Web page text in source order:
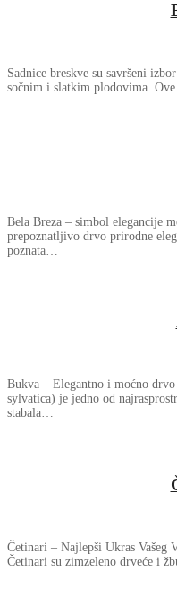
Sadnice breskve su savršeni
sočnim i slatkim plodovima.
Bela Breza – simbol elegancije
prepoznatljivo drvo prirodne
poznata…
Bukva – Elegantno i moćno
sylvatica) je jedno od
stabala…
Četinari – Najlepši Ukras Vašeg
Četinari su zimzeleno drveće i